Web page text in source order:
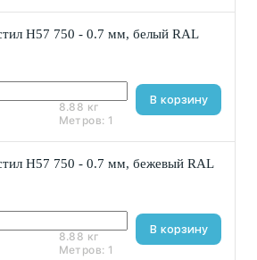
Н57 750 - 0.7 мм, белый RAL
В корзину
8.88 кг
Метров: 1
Н57 750 - 0.7 мм, бежевый RAL
В корзину
8.88 кг
Метров: 1